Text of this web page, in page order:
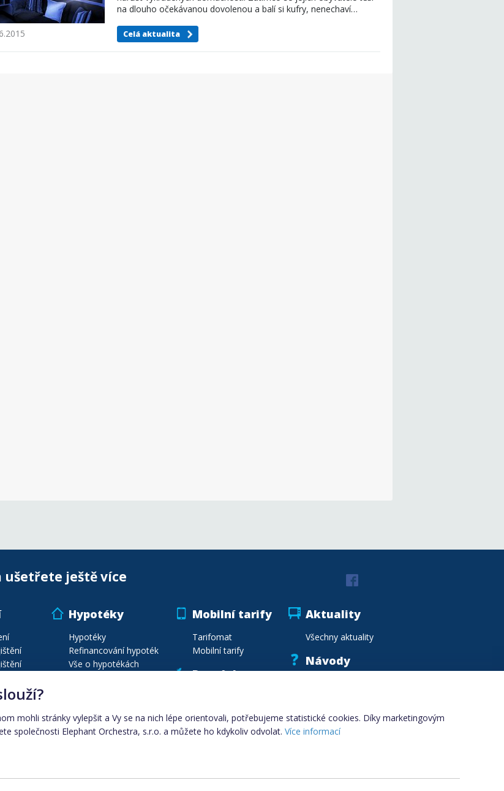
na dlouho očekávanou dovolenou a balí si kufry, nenechaví…
Celá aktualita
ještě více
na míru
Hypotéky
Hypotéky
Refinancování hypoték
Vše o hypotékách
Porovnání elektřiny
Dodavatelé energií
Mobilní tarify
Tarifomat
Mobilní tarify
Poptávka
Aktuality
Všechny aktuality
Návody
mohli stránky vylepšit a Vy se na nich lépe orientovali, potřebujeme statistické cookies. Díky marketingovým
společnosti Elephant Orchestra, s.r.o. a můžete ho kdykoliv odvolat. Více informací